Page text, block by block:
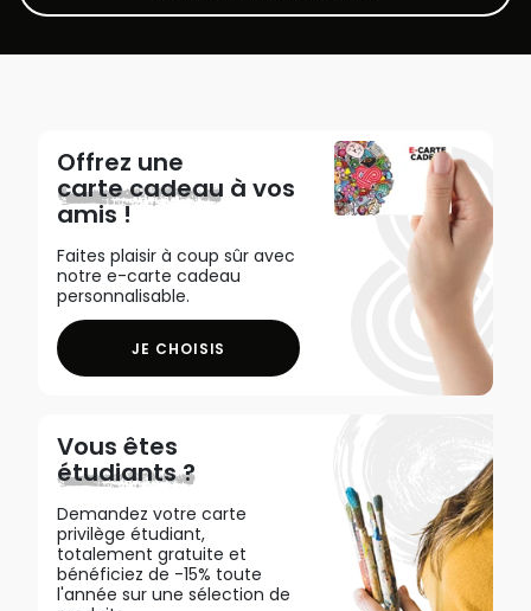
Offrez une
carte cadeau à vos
amis !
Faites plaisir à coup sûr avec
notre e-carte cadeau
personnalisable.
JE CHOISIS
Vous êtes
étudiants ?
Demandez votre carte
privilège étudiant,
totalement gratuite et
bénéficiez de -15% toute
l'année sur une sélection de